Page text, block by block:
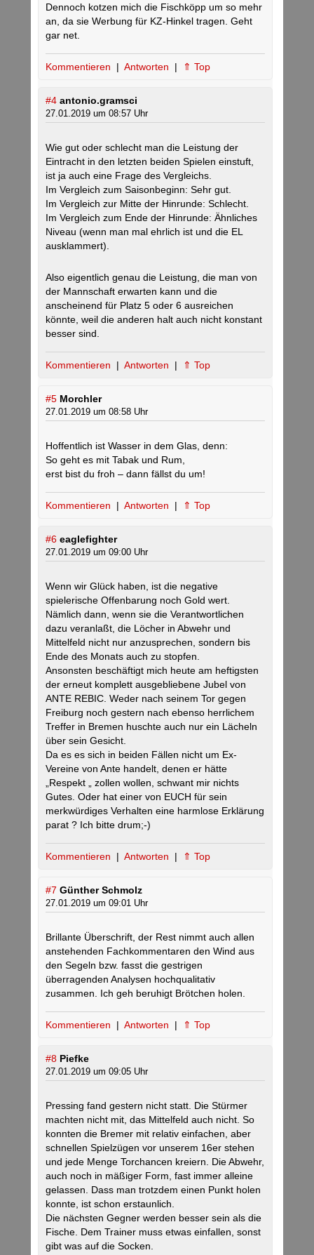
Dennoch kotzen mich die Fischköpp um so mehr
an, da sie Werbung für KZ-Hinkel tragen. Geht
gar net.
Kommentieren | Antworten | ⇑ Top
#4 antonio.gramsci
27.01.2019 um 08:57 Uhr
Wie gut oder schlecht man die Leistung der
Eintracht in den letzten beiden Spielen einstuft,
ist ja auch eine Frage des Vergleichs.
Im Vergleich zum Saisonbeginn: Sehr gut.
Im Vergleich zur Mitte der Hinrunde: Schlecht.
Im Vergleich zum Ende der Hinrunde: Ähnliches
Niveau (wenn man mal ehrlich ist und die EL
ausklammert).
Also eigentlich genau die Leistung, die man von
der Mannschaft erwarten kann und die
anscheinend für Platz 5 oder 6 ausreichen
könnte, weil die anderen halt auch nicht konstant
besser sind.
Kommentieren | Antworten | ⇑ Top
#5 Morchler
27.01.2019 um 08:58 Uhr
Hoffentlich ist Wasser in dem Glas, denn:
So geht es mit Tabak und Rum,
erst bist du froh – dann fällst du um!
Kommentieren | Antworten | ⇑ Top
#6 eaglefighter
27.01.2019 um 09:00 Uhr
Wenn wir Glück haben, ist die negative
spielerische Offenbarung noch Gold wert.
Nämlich dann, wenn sie die Verantwortlichen
dazu veranlaßt, die Löcher in Abwehr und
Mittelfeld nicht nur anzusprechen, sondern bis
Ende des Monats auch zu stopfen.
Ansonsten beschäftigt mich heute am heftigsten
der erneut komplett ausgebliebene Jubel von
ANTE REBIC. Weder nach seinem Tor gegen
Freiburg noch gestern nach ebenso herrlichem
Treffer in Bremen huschte auch nur ein Lächeln
über sein Gesicht.
Da es es sich in beiden Fällen nicht um Ex-
Vereine von Ante handelt, denen er hätte
„Respekt „ zollen wollen, schwant mir nichts
Gutes. Oder hat einer von EUCH für sein
merkwürdiges Verhalten eine harmlose Erklärung
parat ? Ich bitte drum;-)
Kommentieren | Antworten | ⇑ Top
#7 Günther Schmolz
27.01.2019 um 09:01 Uhr
Brillante Überschrift, der Rest nimmt auch allen
anstehenden Fachkommentaren den Wind aus
den Segeln bzw. fasst die gestrigen
überragenden Analysen hochqualitativ
zusammen. Ich geh beruhigt Brötchen holen.
Kommentieren | Antworten | ⇑ Top
#8 Piefke
27.01.2019 um 09:05 Uhr
Pressing fand gestern nicht statt. Die Stürmer
machten nicht mit, das Mittelfeld auch nicht. So
konnten die Bremer mit relativ einfachen, aber
schnellen Spielzügen vor unserem 16er stehen
und jede Menge Torchancen kreiern. Die Abwehr,
auch noch in mäßiger Form, fast immer alleine
gelassen. Dass man trotzdem einen Punkt holen
konnte, ist schon erstaunlich.
Die nächsten Gegner werden besser sein als die
Fische. Dem Trainer muss etwas einfallen, sonst
gibt was auf die Socken.